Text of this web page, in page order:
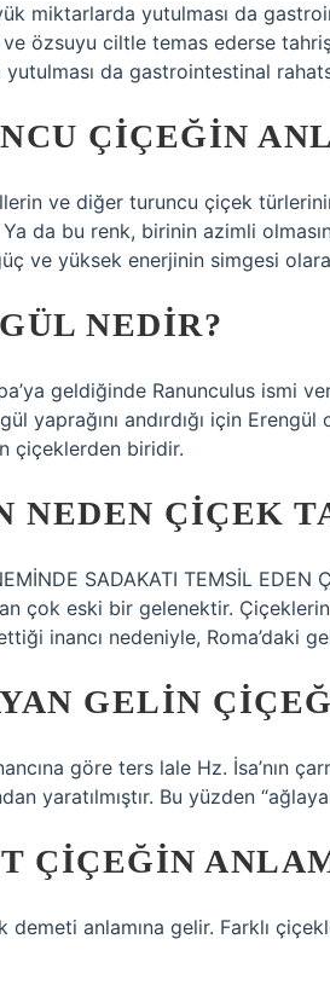
miktarlarda yutulması da
özsuyu ciltle temas ederse
da gastrointestinal
ÇIÇEĞIN
ve diğer turuncu çiçek
Ya da bu renk, birinin azimli
ve yüksek enerjinin simgesi
NEDIR?
geldiğinde Ranunculus ismi
yaprağını andırdığı için
çiçeklerden biridir.
NEDEN ÇIÇEK
SADAKATI TEMSİL
çok eski bir gelenektir.
inancı nedeniyle, Roma’daki
GELIN
göre ters lale Hz. İsa’nın
yaratılmıştır. Bu yüzden
ÇIÇEĞIN
demeti anlamına gelir. Farklı